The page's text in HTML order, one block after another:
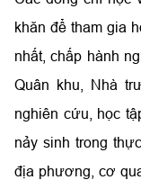
khăn để tham gia
nhất, chấp hành
Quân khu, Nhà
nghiên cứu, học
nảy sinh trong
địa phương, cơ